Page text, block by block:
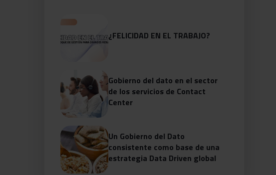
¿FELICIDAD EN EL TRABAJO?
Gobierno del dato en el sector
de los servicios de Contact
Center
Un Gobierno del Dato
consistente como base de una
estrategia Data Driven global